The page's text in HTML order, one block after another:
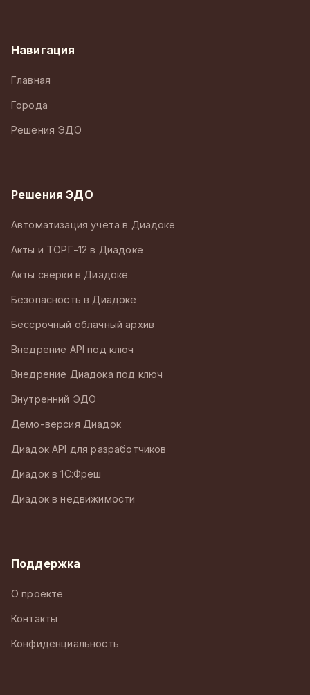
Навигация
Главная
Города
Решения ЭДО
Решения ЭДО
Автоматизация учета в Диадоке
Акты и ТОРГ-12 в Диадоке
Акты сверки в Диадоке
Безопасность в Диадоке
Бессрочный облачный архив
Внедрение API под ключ
Внедрение Диадока под ключ
Внутренний ЭДО
Демо-версия Диадок
Диадок API для разработчиков
Диадок в 1С:Фреш
Диадок в недвижимости
Поддержка
О проекте
Контакты
Конфиденциальность